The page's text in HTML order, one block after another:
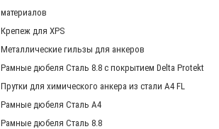
материалов
Крепеж для XPS
Металлические гильзы для анкеров
Рамные дюбеля Сталь 8.8 с покрытием Delta Protekt
Прутки для химического анкера из стали А4 FL
Рамные дюбеля Сталь A4
Рамные дюбеля Сталь 8.8